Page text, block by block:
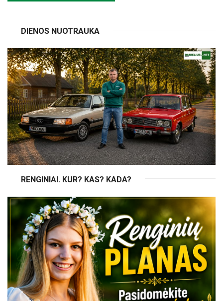
DIENOS NUOTRAUKA
RENGINIAI. KUR? KAS? KADA?